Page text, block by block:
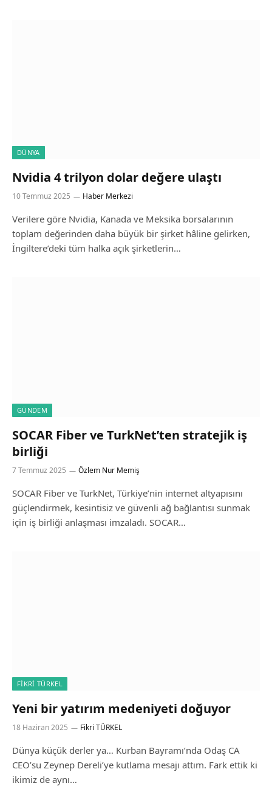
DÜNYA
Nvidia 4 trilyon dolar değere ulaştı
10 Temmuz 2025 Haber Merkezi
Verilere göre Nvidia, Kanada ve Meksika borsalarının
toplam değerinden daha büyük bir şirket hâline gelirken,
İngiltere’deki tüm halka açık şirketlerin…
GÜNDEM
SOCAR Fiber ve TurkNet’ten stratejik iş
birliği
7 Temmuz 2025 Özlem Nur Memiş
SOCAR Fiber ve TurkNet, Türkiye’nin internet altyapısını
güçlendirmek, kesintisiz ve güvenli ağ bağlantısı sunmak
için iş birliği anlaşması imzaladı. SOCAR…
FIKRI TÜRKEL
Yeni bir yatırım medeniyeti doğuyor
18 Haziran 2025 Fikri TÜRKEL
Dünya küçük derler ya… Kurban Bayramı’nda Odaş CA
CEO’su Zeynep Dereli’ye kutlama mesajı attım. Fark ettik ki
ikimiz de aynı…